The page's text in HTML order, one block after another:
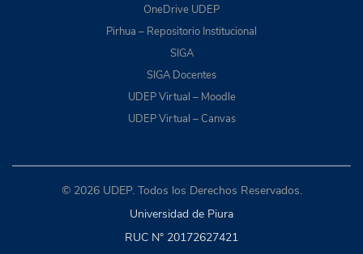
OneDrive UDEP
Pirhua – Repositorio Institucional
SIGA
SIGA Docentes
UDEP Virtual – Moodle
UDEP Virtual – Canvas
© 2026 UDEP. Todos los Derechos Reservados.
Universidad de Piura
RUC N° 20172627421